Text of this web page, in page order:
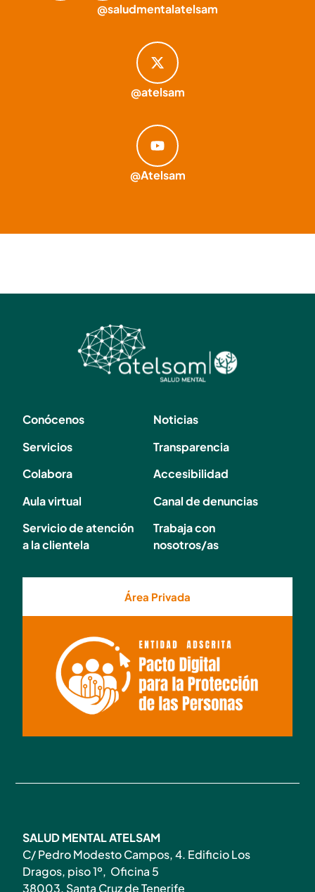
@saludmentalatelsam
@atelsam
@Atelsam
Conócenos
Servicios
Colabora
Aula virtual
Servicio de atención
a la clientela
Noticias
Transparencia
Accesibilidad
Canal de denuncias
Trabaja con
nosotros/as
Área Privada
SALUD MENTAL ATELSAM
C/ Pedro Modesto Campos, 4. Edificio Los
Dragos, piso 1º, Oficina 5
38003. Santa Cruz de Tenerife